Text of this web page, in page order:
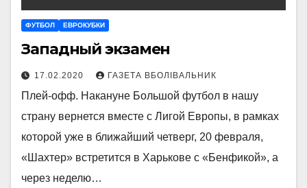
ФУТБОЛ ЕВРОКУБКИ
Западный экзамен
17.02.2020 ГАЗЕТА ВБОЛІВАЛЬНИК
Плей-офф. Накануне Большой футбол в нашу
страну вернется вместе с Лигой Европы, в рамках
которой уже в ближайший четверг, 20 февраля,
«Шахтер» встретится в Харькове с «Бенфикой», а
через неделю…